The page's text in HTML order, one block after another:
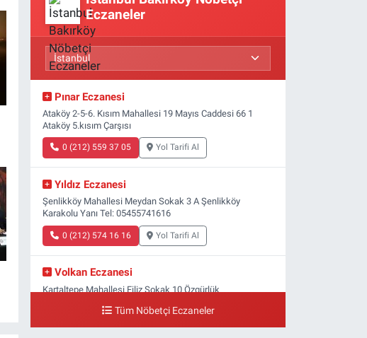
Eczaneler
Pınar Eczanesi
Ataköy 2-5-6. Kısım Mahallesi 19 Mayıs Caddesi 66 1
Ataköy 5.kısım Çarşısı
0 (212) 559 37 05 Yol Tarifi Al
Yıldız Eczanesi
Şenlikköy Mahallesi Meydan Sokak 3 A Şenlikköy
Karakolu Yanı Tel: 05455741616
0 (212) 574 16 16 Yol Tarifi Al
Volkan Eczanesi
Kartaltepe Mahallesi Filiz Sokak 10 Özgürlük
Tüm Nöbetçi Eczaneler